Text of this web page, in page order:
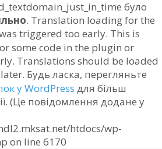
було
. Translation loading for the
triggered too early. This is
some code in the plugin or
Translations should be loaded
Будь ласка, перегляньте
у WordPress для більш
(Це повідомлення додане у
htdocs/wp-
on line 6170